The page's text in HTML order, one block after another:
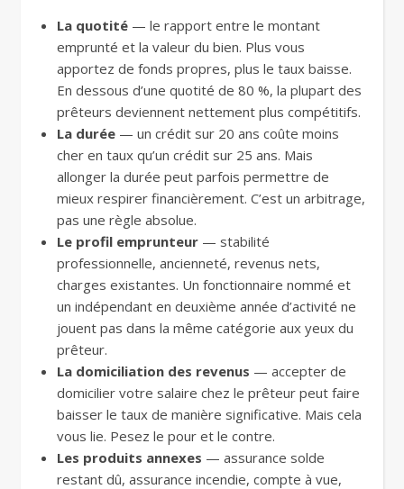
La quotité — le rapport entre le montant
emprunté et la valeur du bien. Plus vous
apportez de fonds propres, plus le taux baisse.
En dessous d’une quotité de 80 %, la plupart des
prêteurs deviennent nettement plus compétitifs.
La durée — un crédit sur 20 ans coûte moins
cher en taux qu’un crédit sur 25 ans. Mais
allonger la durée peut parfois permettre de
mieux respirer financièrement. C’est un arbitrage,
pas une règle absolue.
Le profil emprunteur — stabilité
professionnelle, ancienneté, revenus nets,
charges existantes. Un fonctionnaire nommé et
un indépendant en deuxième année d’activité ne
jouent pas dans la même catégorie aux yeux du
prêteur.
La domiciliation des revenus — accepter de
domicilier votre salaire chez le prêteur peut faire
baisser le taux de manière significative. Mais cela
vous lie. Pesez le pour et le contre.
Les produits annexes — assurance solde
restant dû, assurance incendie, compte à vue,